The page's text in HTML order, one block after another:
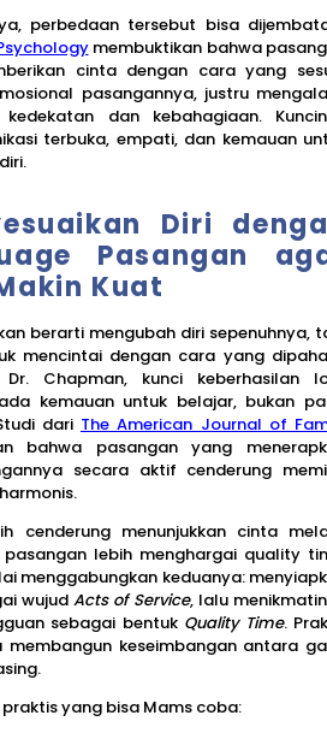
perbedaan tersebut bisa
membuktikan bahwa
cinta dengan cara yang
pasangannya, justru
dan kebahagiaan.
terbuka, empati, dan kemauan
Diri
Pasangan
Kuat
berarti mengubah diri sepenuhnya,
mencintai dengan cara yang
Dr. Chapman, kunci keberhasilan
kemauan untuk belajar, bukan
dari The American Journal of
bahwa pasangan yang
secara aktif cenderung
cenderung menunjukkan cinta
lebih menghargai quality
menggabungkan keduanya:
wujud Acts of Service, lalu
sebagai bentuk Quality Time.
membangun keseimbangan antara
yang bisa Mams coba: